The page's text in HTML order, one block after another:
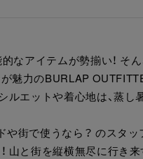
なアイテムが勢揃い！ そ
魅力のBURLAP
ルエットや着心地は、蒸
街で使うなら？ のスタ
山と街を縦横無尽に行き